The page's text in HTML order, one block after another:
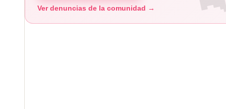
Ver denuncias de la comunidad →